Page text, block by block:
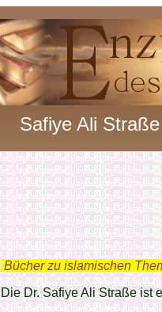
Safiye Ali Straße
Bücher zu islamischen
Die Dr. Safiye Ali Straße ist